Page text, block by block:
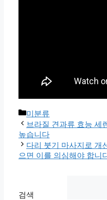
Categories
미분류
브라질 견과류 효능 세
높습니다
다리 붓기 마사지로 개
으면 이를 의심해야 합니
검색